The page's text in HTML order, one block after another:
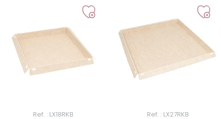
Ref. : LX18RKB Ref. : LX27RKB